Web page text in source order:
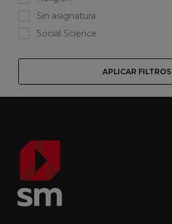
Sin asignatura
Social Science
APLICAR FILTROS